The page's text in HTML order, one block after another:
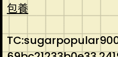
包養